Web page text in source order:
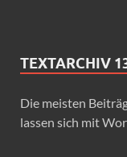
TEXTARCHIV
Die meisten
lassen sich mit